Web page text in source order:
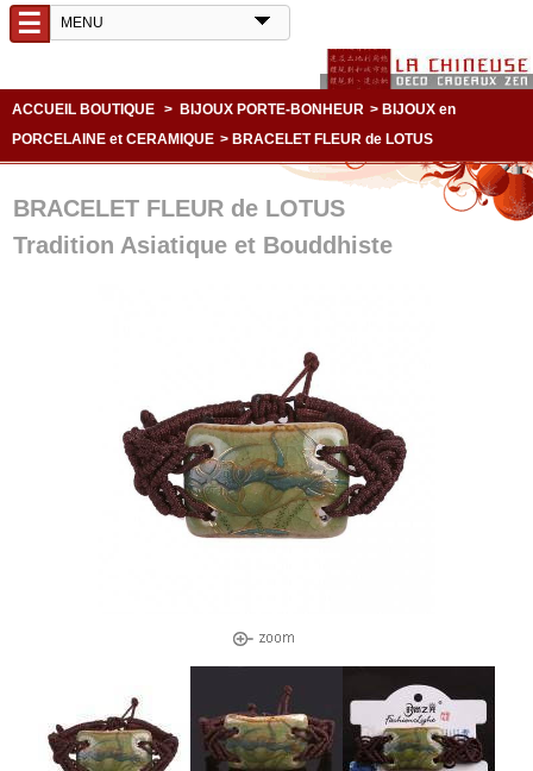
☰
ACCUEIL BOUTIQUE > BIJOUX PORTE-BONHEUR > BIJOUX en
PORCELAINE et CERAMIQUE > BRACELET FLEUR de LOTUS
BRACELET FLEUR de LOTUS
Tradition Asiatique et Bouddhiste